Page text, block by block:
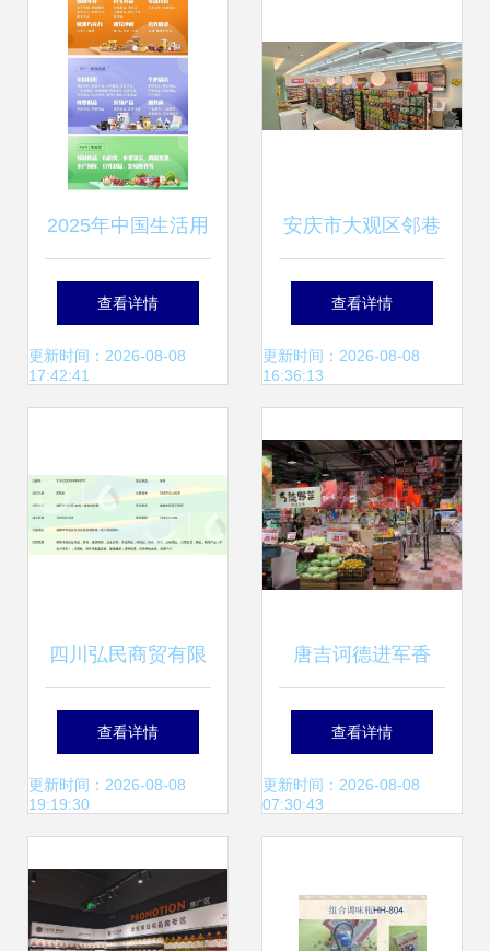
2025年中国生活用
纸及贴牌代加工展
自有品牌与日用百
查看详情
更新时间：2026-08-08
17:42:41
安庆市大观区邻巷
日用百货 小巷深处
的生活智慧
查看详情
更新时间：2026-08-08
16:36:13
四川弘民商贸有限
责任公司 深耕日用
百货销售，赋能美
查看详情
更新时间：2026-08-08
19:19:30
唐吉诃德进军香
港，平价魅力能否
征服内地游客？
查看详情
更新时间：2026-08-08
07:30:43